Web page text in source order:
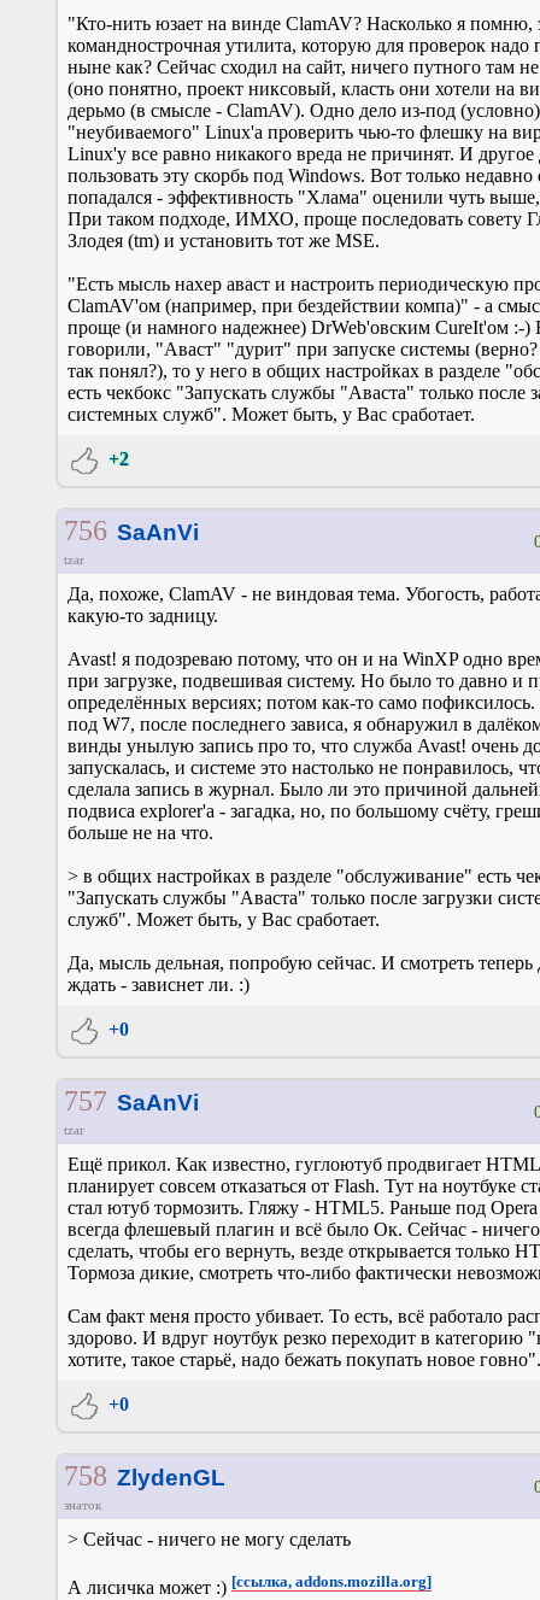
"Кто-нить юзает на винде ClamAV? Насколько я помню,
команднострочная утилита, которую для проверок
ныне как? Сейчас сходил на сайт, ничего путного там
(оно понятно, проект никсовый, класть они хотели на
дерьмо (в смысле - ClamAV). Одно дело из-под (условно)
"неубиваемого" Linux'а проверить чью-то флешку на
Linux'у все равно никакого вреда не причинят. И другое
пользовать эту скорбь под Windows. Вот только недавно
попадался - эффективность "Хлама" оценили чуть
При таком подходе, ИМХО, проще последовать совету
Злодея (tm) и установить тот же MSE.
"Есть мысль нахер аваст и настроить периодическую
ClamAV'ом (например, при бездействии компа)" - а
проще (и намного надежнее) DrWeb'овским CureIt'ом :-)
говорили, "Аваст" "дурит" при запуске системы
так понял?), то у него в общих настройках в разделе
есть чекбокс "Запускать службы "Аваста" только после
системных служб". Может быть, у Вас сработает.
+2
756 SaAnVi
tzar
Да, похоже, ClamAV - не виндовая тема. Убогость,
какую-то задницу.
Avast! я подозреваю потому, что он и на WinXP одно
при загрузке, подвешивая систему. Но было то давно и
определённых версиях; потом как-то само
под W7, после последнего зависа, я обнаружил в
винды унылую запись про то, что служба Avast! очень
запускалась, и системе это настолько не понравилось,
сделала запись в журнал. Было ли это причиной
подвиса explorer'а - загадка, но, по большому счёту,
больше не на что.
> в общих настройках в разделе "обслуживание" есть
"Запускать службы "Аваста" только после загрузки
служб". Может быть, у Вас сработает.
Да, мысль дельная, попробую сейчас. И смотреть теперь
ждать - зависнет ли. :)
+0
757 SaAnVi
tzar
Ещё прикол. Как известно, гуглоютуб продвигает
планирует совсем отказаться от Flash. Тут на ноутбуке
стал ютуб тормозить. Гляжу - HTML5. Раньше под
всегда флешевый плагин и всё было Ок. Сейчас -
сделать, чтобы его вернуть, везде открывается только
Тормоза дикие, смотреть что-либо фактически
Сам факт меня просто убивает. То есть, всё работало
здорово. И вдруг ноутбук резко переходит в категорию
хотите, такое старьё, надо бежать покупать новое говно".
+0
758 ZlydenGL
знаток
> Сейчас - ничего не могу сделать
А лисичка может :) [ссылка, addons.mozilla.org]